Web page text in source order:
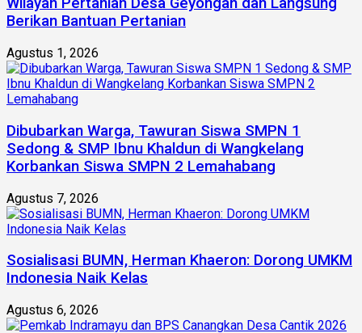
Berikan Bantuan Pertanian
Agustus 1, 2026
Dibubarkan Warga, Tawuran Siswa SMPN 1
Sedong & SMP Ibnu Khaldun di Wangkelang
Korbankan Siswa SMPN 2 Lemahabang
Agustus 7, 2026
Sosialisasi BUMN, Herman Khaeron: Dorong UMKM
Indonesia Naik Kelas
Agustus 6, 2026